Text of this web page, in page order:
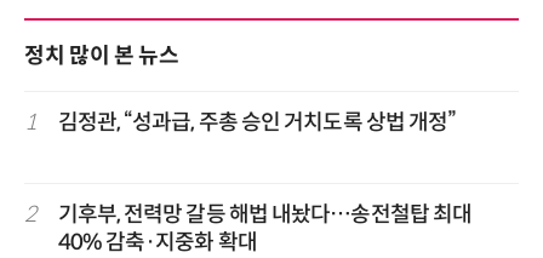
정치 많이 본 뉴스
1 김정관, “성과급, 주총 승인 거치도록 상법 개정”
2
기후부, 전력망 갈등 해법 내놨다…송전철탑 최대
40% 감축·지중화 확대